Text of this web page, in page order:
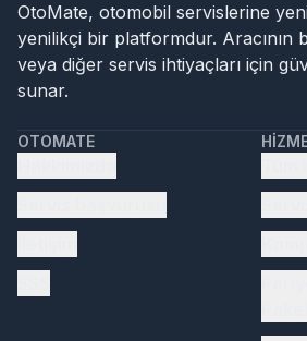
OtoMate, otomobil servislerine
yenilikçi bir platformdur. Aracının
veya diğer servis ihtiyaçları için
sunar.
OTOMATE